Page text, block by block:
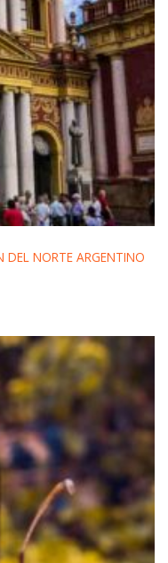
DEL NORTE ARGENTINO